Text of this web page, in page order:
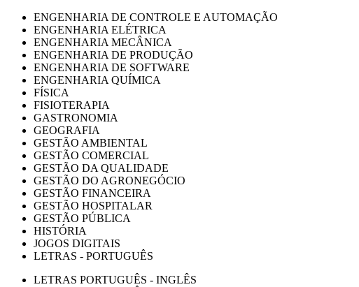
ENGENHARIA DE CONTROLE E AUTOMAÇÃO
ENGENHARIA ELÉTRICA
ENGENHARIA MECÂNICA
ENGENHARIA DE PRODUÇÃO
ENGENHARIA DE SOFTWARE
ENGENHARIA QUÍMICA
FÍSICA
FISIOTERAPIA
GASTRONOMIA
GEOGRAFIA
GESTÃO AMBIENTAL
GESTÃO COMERCIAL
GESTÃO DA QUALIDADE
GESTÃO DO AGRONEGÓCIO
GESTÃO FINANCEIRA
GESTÃO HOSPITALAR
GESTÃO PÚBLICA
HISTÓRIA
JOGOS DIGITAIS
LETRAS - PORTUGUÊS
LETRAS PORTUGUÊS - INGLÊS